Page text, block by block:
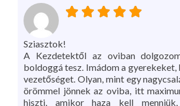
Sziasztok!
A Kezdetektől az oviban
boldoggá tesz. Imádom a gyerekeket,
vezetőséget. Olyan, mint egy
örömmel jönnek az oviba, itt
hiszti, amikor haza kell